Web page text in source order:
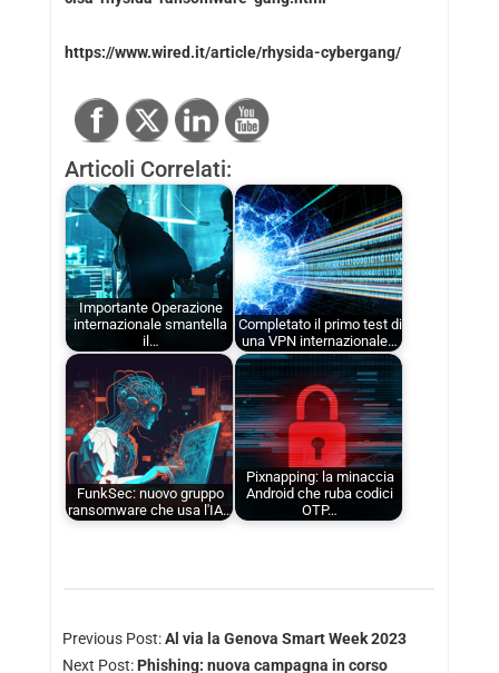
https://www.wired.it/article/rhysida-cybergang/
Articoli Correlati:
Importante Operazione
internazionale smantella
il…
Completato il primo test di
una VPN internazionale…
FunkSec: nuovo gruppo
ransomware che usa l'IA…
Pixnapping: la minaccia
Android che ruba codici
OTP…
Previous Post:Al via la Genova Smart Week 2023
Next Post: Phishing: nuova campagna in corso